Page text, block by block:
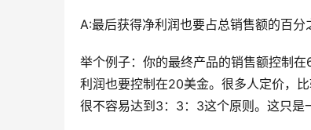
A:最后获得净利润也要占总销售额的百分
举个例子：你的最终产品的销售额控制
利润也要控制在20美金。很多人定价，
很不容易达到3：3：3这个原则。这只是